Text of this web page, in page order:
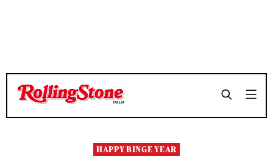
TEMPO DI LETTURA 8 MINUTI SHARE
TEMPO DI LETTURA 8 MINUTI SHARE
HAPPY BINGE YEAR